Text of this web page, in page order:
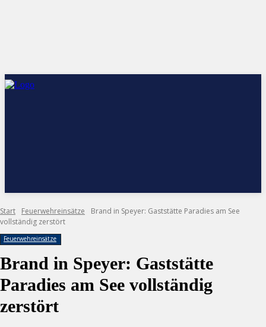
Start Feuerwehreinsätze
Brand in Speyer: Gaststätte Paradies am See
vollständig zerstört
Feuerwehreinsätze
Brand in Speyer: Gaststätte
Paradies am See vollständig
zerstört